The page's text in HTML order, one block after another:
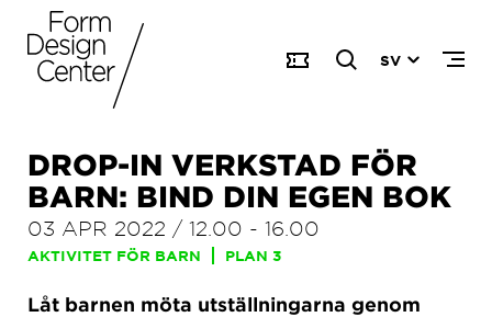
SV
DROP-IN VERKSTAD FÖR
BARN: BIND DIN EGEN BOK
03 APR 2022 / 12.00 - 16.00
AKTIVITET FÖR BARN PLAN 3
Låt barnen möta utställningarna genom